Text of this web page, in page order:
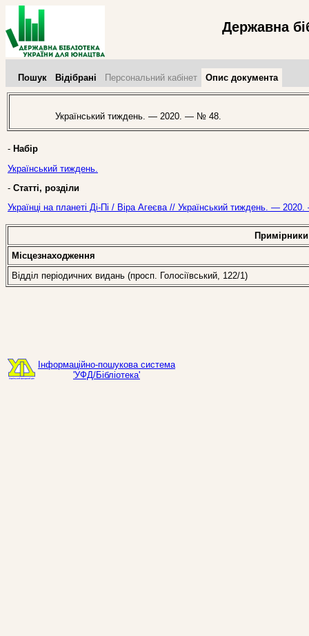
Державна
Пошук Відібрані Персональний кабінет Опис документа
Український тиждень. — 2020. — № 48.
- Набір
Український тиждень.
- Статті, розділи
Українці на планеті Ді-Пі / Віра Агеєва // Український тиждень. —
Примірники
Місцезнаходження
Відділ періодичних видань (просп. Голосіївський, 122/1)
Інформаційно-пошукова система
'УФД/Бібліотека'